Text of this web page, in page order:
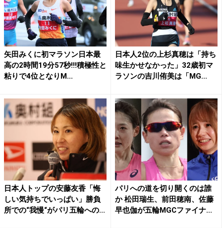
矢田みくに初マラソン日本最
高の2時間19分57秒!!!積極性と
粘りで4位となりM...
日本人2位の上杉真穂は「持ち
味生かせなかった」32歳初マ
ラソンの吉川侑美は「MG...
日本人トップの安藤友香「悔
しい気持ちでいっぱい」勝負
所での“我慢“がパリ五輪への...
パリへの道を切り開くのは誰
か 松田瑞生、前田穂南、佐藤
早也伽が五輪MGCファイナ...